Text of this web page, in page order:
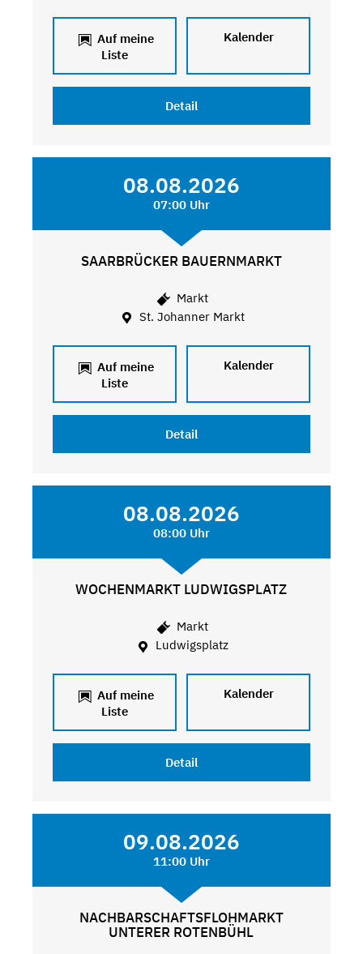
Auf meine
Liste
Kalender
Detail
08.08.2026
07:00 Uhr
SAARBRÜCKER BAUERNMARKT
Markt
St. Johanner Markt
Auf meine
Liste
Kalender
Detail
08.08.2026
08:00 Uhr
WOCHENMARKT LUDWIGSPLATZ
Markt
Ludwigsplatz
Auf meine
Liste
Kalender
Detail
09.08.2026
11:00 Uhr
NACHBARSCHAFTSFLOHMARKT
UNTERER ROTENBÜHL